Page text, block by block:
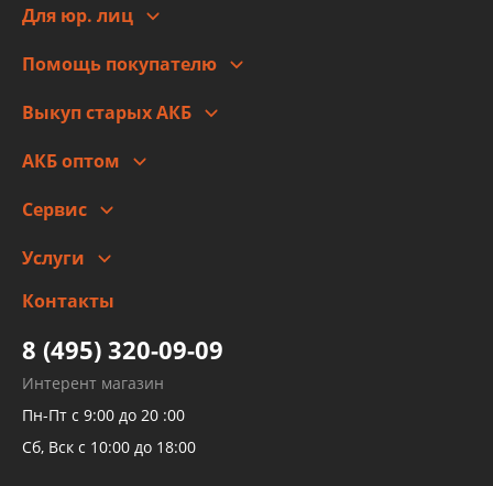
Новости
Правовая информация
Для юр. лиц
Помощь покупателю
Оплата
Гарантии и возврат
Выкуп старых АКБ
АКБ оптом
Сервис
Заправка кондиционера авто
Детейлинг
Услуги
высокого давления
Тормозных трубок
Рукавов гидроусилителей
Рукавов компрессоров и турбин
Трубок кондиционеров
Контакты
8 (495) 320-09-09
Интерент магазин
Пн-Пт с 9:00 до 20 :00
Сб, Вск с 10:00 до 18:00